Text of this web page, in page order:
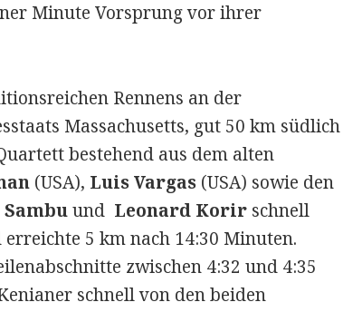
Minute Vorsprung vor ihrer
Rennens an der
Massachusetts, gut 50 km südlich
bestehend aus dem alten
(USA), Luis Vargas (USA) sowie den
Sambuund Leonard Korir schnell
erreichte 5 km nach 14:30 Minuten.
zwischen 4:32 und 4:35
schnell von den beiden